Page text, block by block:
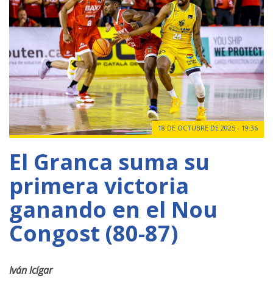
18 DE OCTUBRE DE 2025 - 19:36
El Granca suma su
primera victoria
ganando en el Nou
Congost (80-87)
Iván Icígar